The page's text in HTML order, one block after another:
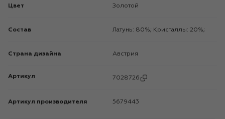
Цвет Золотой
Состав Латунь: 80%; Кристаллы: 20%;
Страна дизайна Австрия
Артикул 7028726
Артикул производителя 5679443